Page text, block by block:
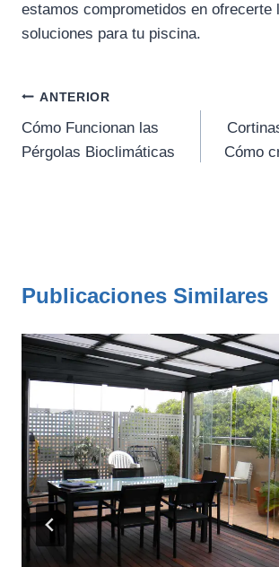
estamos comprometidos en ofrecerte
soluciones para tu piscina.
Navegación
de
entradas
ANTERIOR
Cómo Funcionan las
Pérgolas Bioclimáticas
Cómo
Publicaciones Similares